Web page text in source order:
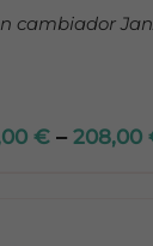
cambiador
€– 208,00